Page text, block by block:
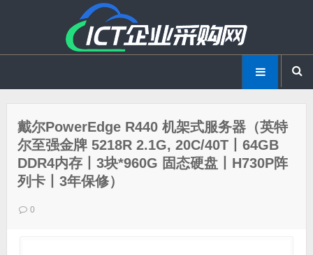
戴尔PowerEdge R440 机架式服务器（英特
尔至强金牌 5218R 2.1G, 20C/40T丨64GB
DDR4内存丨3块*960G 固态硬盘丨H730P阵
列卡丨3年保修）
0